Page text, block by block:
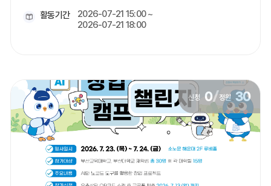
활동기간
2026-07-21 15:00 ~
2026-07-21 18:00
신청 0/정원 30